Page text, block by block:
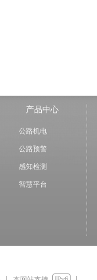
产品中心
公路机电
公路预警
感知检测
智慧平台